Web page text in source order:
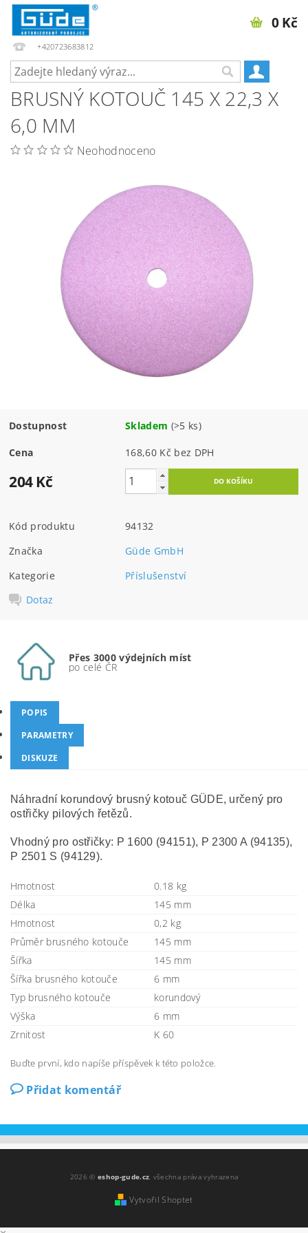
+420723683812
0 Kč
BRUSNÝ KOTOUČ 145 X 22,3 X
6,0 MM
Neohodnoceno
Dostupnost Skladem (>5 ks)
Cena 168,60 Kč bez DPH
204 Kč
Kód produktu
94132
Značka
Güde GmbH
Kategorie
Příslušenství
Dotaz
Přes 3000 výdejních míst
po celé ČR
POPIS
PARAMETRY
DISKUZE
Náhradní korundový brusný kotouč GÜDE, určený pro
ostřičky pilových řetězů.
Vhodný pro ostřičky: P 1600 (94151), P 2300 A (94135),
P 2501 S (94129).
Hmotnost
0.18 kg
Délka
145 mm
Hmotnost
0,2 kg
Průměr brusného kotouče
145 mm
Šířka
145 mm
Šířka brusného kotouče
6 mm
Typ brusného kotouče
korundový
Výška
6 mm
Zrnitost
K 60
Buďte první, kdo napíše příspěvek k této položce.
Přidat komentář
2026 ©eshop-gude.cz, všechna práva vyhrazena
Vytvořil Shoptet